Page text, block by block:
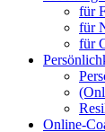
für
für
für
Online-